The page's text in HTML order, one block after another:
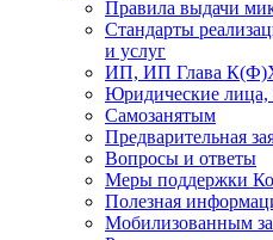
Правила выдачи
Стандарты
и услуг
ИП, ИП Глава
Юридические
Самозанятым
Предварительная
Вопросы и ответы
Меры поддержки
Полезная
Мобилизованным